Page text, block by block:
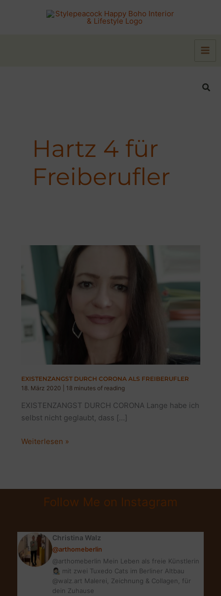
Hartz 4 für
Freiberufler
EXISTENZANGST DURCH CORONA ALS FREIBERUFLER
18. März 2020
18 minutes of reading
EXISTENZANGST DURCH CORONA Lange habe ich
selbst nicht geglaubt, dass […]
EXISTENZANGST
FREIBERUFLER
Weiterlesen »
Follow Me on Instagram
Christina Walz
@arthomeberlin
@arthomeberlin Mein Leben als freie Künstlerin
👩🏻‍🎨 mit zwei Tuxedo Cats im Berliner Altbau
@walz.art Malerei, Zeichnung & Collagen, für
dein Zuhause